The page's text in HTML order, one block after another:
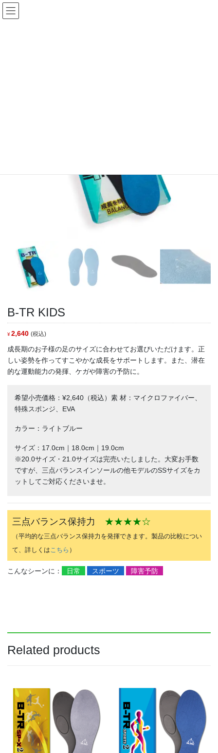
コ
ン
ナ
ビ
B-TR KIDS
¥2,640 (税込)
成長期のお子様の足のサイズに合わせてお選びいただけます。正
しい姿勢を作ってすこやかな成長をサポートします。また、潜在
的な運動能力の発揮、ケガや障害の予防に。
希望小売価格：¥2,640（税込）素 材：マイクロファイバー、
特殊スポンジ、EVA
カラー：ライトブルー
サイズ：17.0cm｜18.0cm｜19.0cm
※20.0サイズ・21.0サイズは完売いたしました。大変お手数
ですが、三点バランスインソールの他モデルのSSサイズをカ
ットしてご対応くださいませ。
三点バランス保持力 ★★★★☆
（平均的な三点バランス保持力を発揮できます。製品の比較につい
て、詳しくは こちら ）
こんなシーンに： 日常 スポーツ 障害予防
Related products